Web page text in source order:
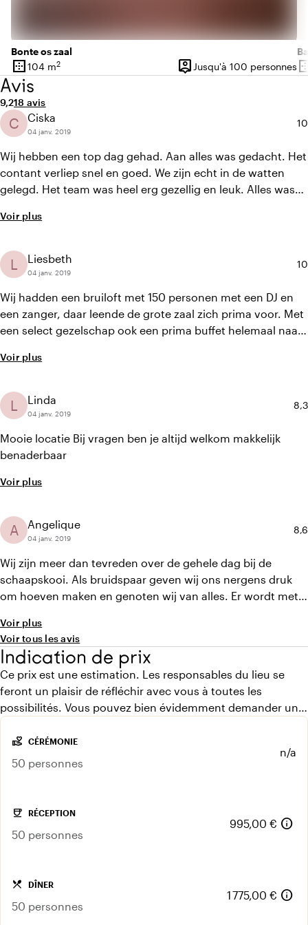
Bonte os zaal
border_outer
Superficie
104 m2 person_pin
Capacité
Jusqu'à 100 personnes
Avis
Note moyenne de 9,2 sur 10
9,2Nombre d'avis : 18
18 avis
C Ciska
04 janv. 2019
10
Wij hebben een top dag gehad. Aan alles was gedacht. Het
contant verliep snel en goed. We zijn echt in de watten
gelegd. Het team was heel erg gezellig en leuk. Alles was
makkelijk te vinden voor onbekende. Bedankt voor alles ! ?
Voir plus
L Liesbeth
04 janv. 2019
10
Wij hadden een bruiloft met 150 personen met een DJ en
een zanger, daar leende de grote zaal zich prima voor. Met
een select gezelschap ook een prima buffet helemaal naar
geregeld. Overal was aan gedacht en de sfeer was de hele
zich er goed voor. Het was een warme avond dus de
deuren opengezet en de gasten konden ook heerlijk buiten
bruiloft wilt vieren, het kan hier allemaal."
Voir plus
L Linda
04 janv. 2019
8,3
Mooie locatie Bij vragen ben je altijd welkom makkelijk
benaderbaar
Voir plus
A Angelique
04 janv. 2019
8,6
Wij zijn meer dan tevreden over de gehele dag bij de
schaapskooi. Als bruidspaar geven wij ons nergens druk
om hoeven maken en genoten wij van alles. Er wordt met
heeft er alles aangedaan om er een geweldige avond van
te maken. Wij raden de schaapskooi dan ook echt aan aan
iedereen!"
Voir plus
Voir tous les avis
Indication de prix
Ce prix est une estimation. Les responsables du lieu se
feront un plaisir de réfléchir avec vous à toutes les
possibilités. Vous pouvez bien évidemment demander un
devis gratuit.
volunteer_activism CÉRÉMONIE
50 personnes
n/a
coffee RÉCEPTION
50 personnes
995,00 € info
local_dining DÎNER
50 personnes
1 775,00 € info